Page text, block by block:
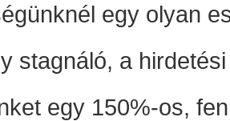
egy olyan
stagnáló, a
egy 150%-os,